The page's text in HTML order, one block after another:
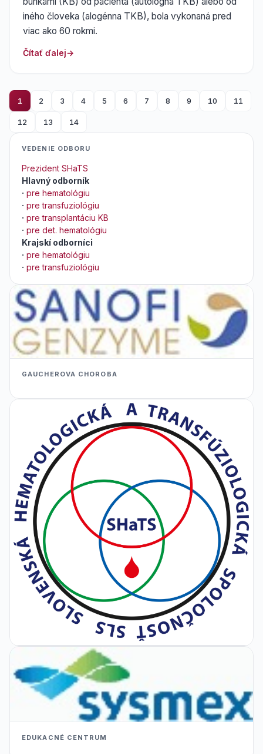
iného človeka (alogénna TKB), bola vykonaná pred
viac ako 60 rokmi.
Čítať ďalej
1 2 3 4 5 6 7 8 9 10 11
12 13 14
VEDENIE ODBORU
Prezident SHaTS
Hlavný odborník
· pre hematológiu
· pre transfuziológiu
· pre transplantáciu KB
· pre det. hematológiu
Krajskí odborníci
· pre hematológiu
· pre transfuziológiu
GAUCHEROVA CHOROBA
EDUKACNÉ CENTRUM